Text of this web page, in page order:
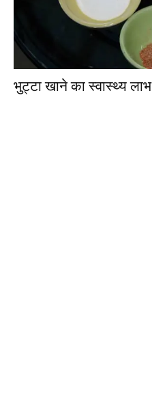
भुट्टा खाने का स्‍वास्‍थ्‍य लाभ